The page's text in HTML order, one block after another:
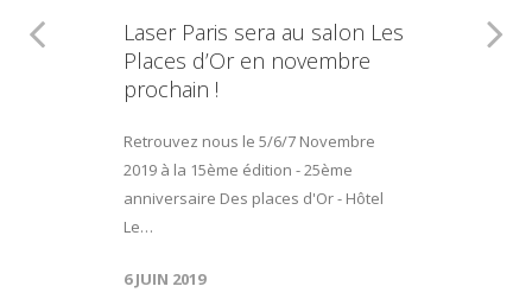
Laser Paris sera au salon Les
Places d’Or en novembre
prochain !
Retrouvez nous le 5/6/7 Novembre
2019 à la 15ème édition - 25ème
anniversaire Des places d'Or - Hôtel
Le…
6 JUIN 2019